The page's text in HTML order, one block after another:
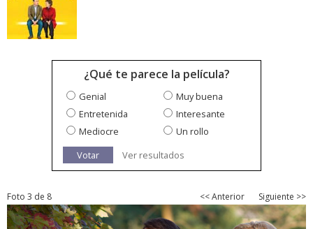
¿Qué te parece la película?
Genial
Muy buena
Entretenida
Interesante
Mediocre
Un rollo
Votar
Ver resultados
Foto 3 de 8 << Anterior Siguiente >>